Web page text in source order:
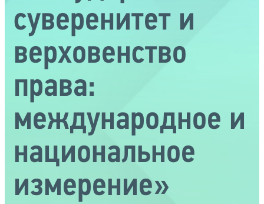
суверенитет и
верховенство
права:
международное и
национальное
измерение»